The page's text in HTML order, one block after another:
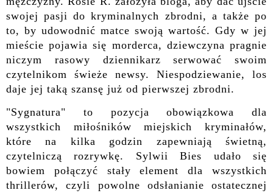
swojej pasji do kryminalnych zbrodni, a także po
to, by udowodnić matce swoją wartość. Gdy w jej
mieście pojawia się morderca, dziewczyna pragnie
niczym rasowy dziennikarz serwować swoim
czytelnikom świeże newsy. Niespodziewanie, los
daje jej taką szansę już od pierwszej zbrodni.
"Sygnatura" to pozycja obowiązkowa dla
wszystkich miłośników miejskich kryminałów,
które na kilka godzin zapewniają świetną,
czytelniczą rozrywkę. Sylwii Bies udało się
bowiem połączyć stały element dla wszystkich
thrillerów, czyli powolne odsłanianie ostatecznej